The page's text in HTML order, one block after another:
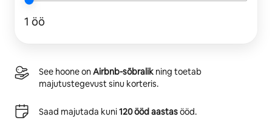
1 öö
See hoone onAirbnb-sõbralik ning toetab
majutustegevust sinu korteris.
Saad majutada kuni120 ööd aastasööd.